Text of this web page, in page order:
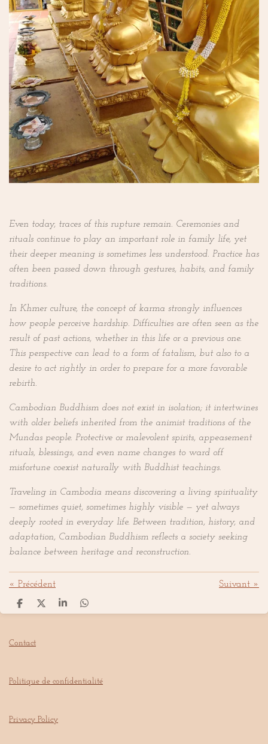
Even today, traces of this rupture remain. Ceremonies and
rituals continue to play an important role in family life, yet
their deeper meaning is sometimes less understood. Practice has
often been passed down through gestures, habits, and family
traditions.
In Khmer culture, the concept of karma strongly influences
how people perceive hardship. Difficulties are often seen as the
result of past actions, whether in this life or a previous one.
This perspective can lead to a form of fatalism, but also to a
desire to act rightly in order to prepare for a more favorable
rebirth.
Cambodian Buddhism does not exist in isolation; it intertwines
with older beliefs inherited from the animist traditions of the
Mundas people. Protective or malevolent spirits, appeasement
rituals, blessings, and even name changes to ward off
misfortune coexist naturally with Buddhist teachings.
Traveling in Cambodia means discovering a living spirituality
— sometimes quiet, sometimes highly visible — yet always
deeply rooted in everyday life. Between tradition, history, and
adaptation, Cambodian Buddhism reflects a society seeking
balance between heritage and reconstruction.
« Précédent Suivant »
P
a
a
P
a
P
a
P
a
Contact
Politique de confidentialité
Privacy Policy